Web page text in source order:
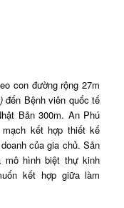
con đường rộng 27m
đến Bệnh viên quốc tế
Bản 300m. An Phú
kết hợp thiết kế
của gia chủ. Sản
mô hình biệt thự kinh
kết hợp giữa làm